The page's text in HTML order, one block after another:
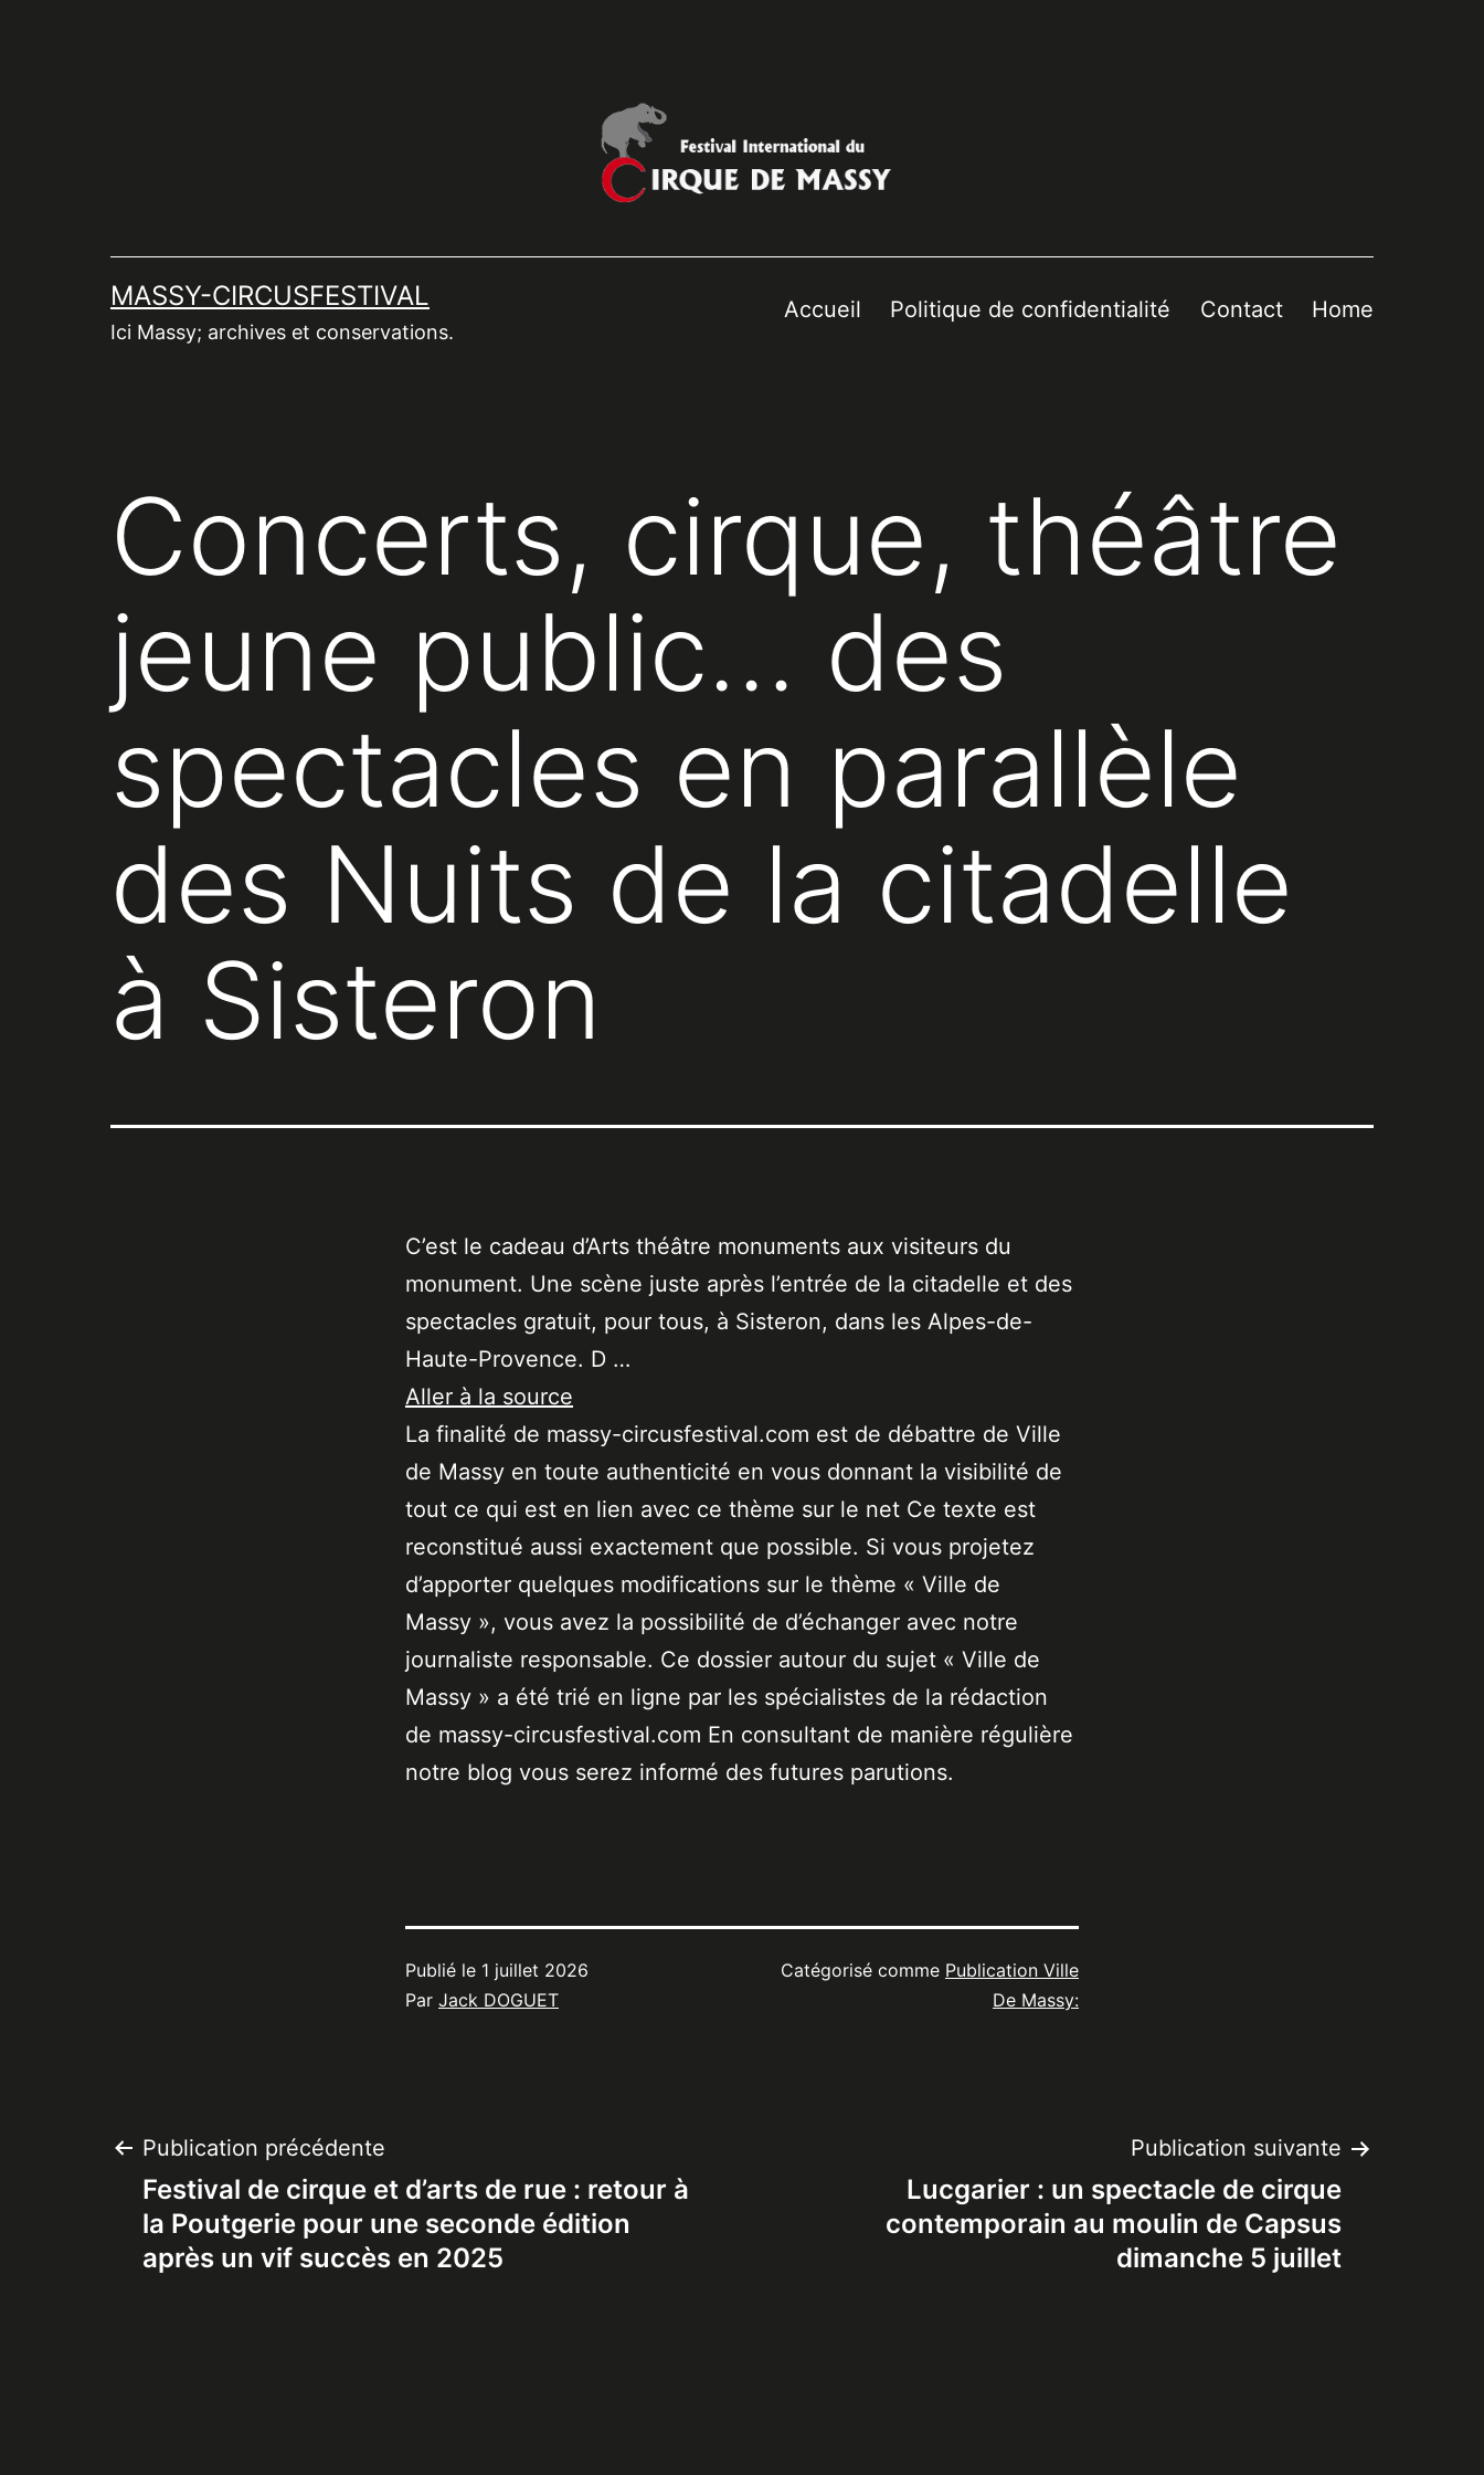
MASSY-CIRCUSFESTIVAL
Ici Massy; archives et conservations.
Accueil Politique de confidentialité Contact Home
Concerts, cirque, théâtre
jeune public… des
spectacles en parallèle
des Nuits de la citadelle
à Sisteron
C’est le cadeau d’Arts théâtre monuments aux visiteurs du
monument. Une scène juste après l’entrée de la citadelle et des
spectacles gratuit, pour tous, à Sisteron, dans les Alpes-de-
Haute-Provence. D …
Aller à la source
La finalité de massy-circusfestival.com est de débattre de Ville
de Massy en toute authenticité en vous donnant la visibilité de
tout ce qui est en lien avec ce thème sur le net Ce texte est
reconstitué aussi exactement que possible. Si vous projetez
d’apporter quelques modifications sur le thème « Ville de
Massy », vous avez la possibilité de d’échanger avec notre
journaliste responsable. Ce dossier autour du sujet « Ville de
Massy » a été trié en ligne par les spécialistes de la rédaction
de massy-circusfestival.com En consultant de manière régulière
notre blog vous serez informé des futures parutions.
Publié le 1 juillet 2026
Par Jack DOGUET
Catégorisé comme Publication Ville
De Massy:
Navigation
de
Publication précédente
Festival de cirque et d’arts de rue : retour à
la Poutgerie pour une seconde édition
après un vif succès en 2025
Publication suivante
Lucgarier : un spectacle de cirque
contemporain au moulin de Capsus
dimanche 5 juillet